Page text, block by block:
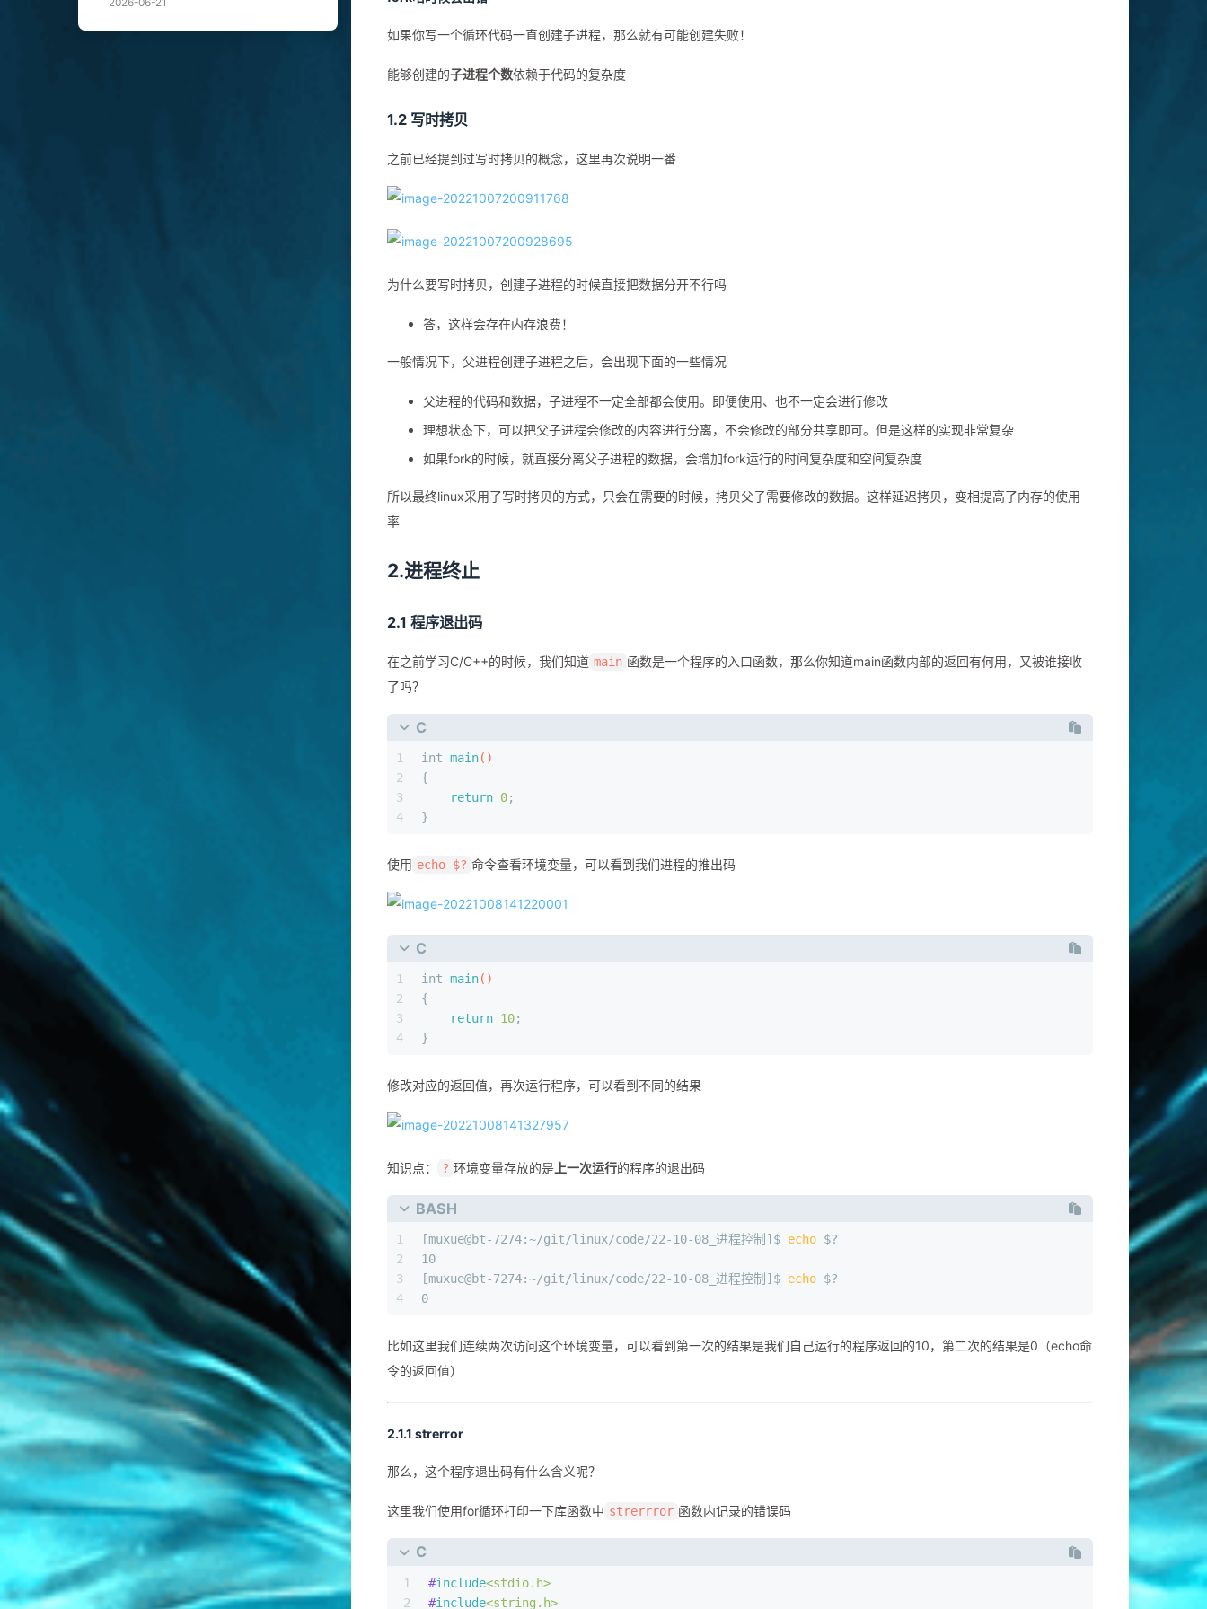
如果你写一个循环代码一直创建子进程，那么就有可能创建失败！
能够创建的子进程个数依赖于代码的复杂度
1.2 写时拷贝
之前已经提到过写时拷贝的概念，这里再次说明一番
为什么要写时拷贝，创建子进程的时候直接把数据分开不行吗
答，这样会存在内存浪费！
一般情况下，父进程创建子进程之后，会出现下面的一些情况
父进程的代码和数据，子进程不一定全部都会使用。即便使用、也不一定会进行修改
理想状态下，可以把父子进程会修改的内容进行分离，不会修改的部分共享即可。但是这样的实现非常复杂
如果fork的时候，就直接分离父子进程的数据，会增加fork运行的时间复杂度和空间复杂度
所以最终linux采用了写时拷贝的方式，只会在需要的时候，拷贝父子需要修改的数据。这样延迟拷贝，变相提高了内存的使用
率
2.进程终止
2.1 程序退出码
在之前学习C/C++的时候，我们知道 main 函数是一个程序的入口函数，那么你知道main函数内部的返回有何用，又被谁接收
了吗？
C
1
2
3
4
int main()
{
return 0;
}
使用 echo $? 命令查看环境变量，可以看到我们进程的推出码
C
1
2
3
4
int main()
{
return 10;
}
修改对应的返回值，再次运行程序，可以看到不同的结果
知识点： ? 环境变量存放的是 上一次运行的程序的退出码
BASH
1
2
3
4
[muxue@bt-7274:~/git/linux/code/22-10-08_进程控制]$ echo $?
10
[muxue@bt-7274:~/git/linux/code/22-10-08_进程控制]$ echo $?
0
比如这里我们连续两次访问这个环境变量，可以看到第一次的结果是我们自己运行的程序返回的10，第二次的结果是0（echo命
令的返回值）
2.1.1 strerror
那么，这个程序退出码有什么含义呢？
这里我们使用for循环打印一下库函数中 strerrror 函数内记录的错误码
C
1
2
#include<stdio.h>
#include<string.h>